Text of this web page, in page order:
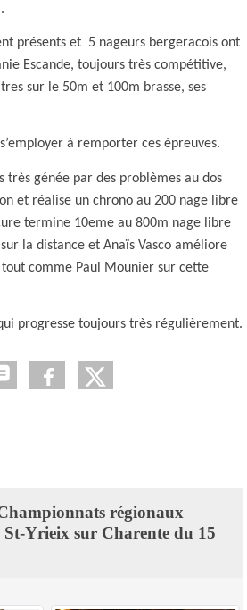
présents et 5 nageurs bergeracois ont
Escande, toujours très compétitive,
sur le 50m et 100m brasse, ses
à remporter ces épreuves.
très génée par des problèmes au dos
et réalise un chrono au 200 nage libre
termine 10eme au 800m nage libre
la distance et Anaïs Vasco améliore
comme Paul Mounier sur cette
progresse toujours très régulièrement.
régionaux
Yrieix sur Charente du 15